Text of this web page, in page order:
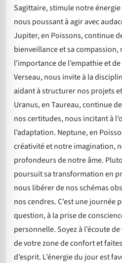
Sagittaire, stimule notre
nous poussant à agir avec
Jupiter, en Poissons, continue
bienveillance et sa
l’importance de l’empathie et
Verseau, nous invite à la
aidant à structurer nos projets
Uranus, en Taureau, continue
nos certitudes, nous incitant à
l’adaptation. Neptune, en
créativité et notre imagination,
profondeurs de notre âme.
poursuit sa transformation en
nous libérer de nos schémas
nos cendres. C’est une journée
question, à la prise de
personnelle. Soyez à l’écoute
de votre zone de confort et
d’esprit. L’énergie du jour est